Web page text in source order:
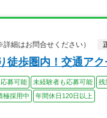
細はお問合せください）
徒歩圏内！交通ア
募可能 未経験者も応募可能 残
極採用中 年間休日120日以上